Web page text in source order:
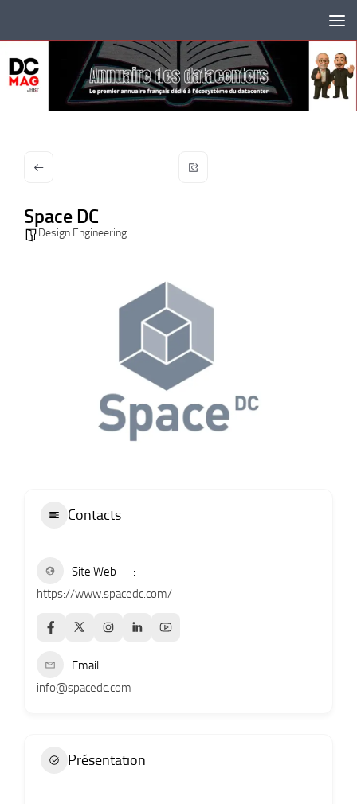
Space DC
Design Engineering
Contacts
Site Web
https://www.spacedc.com/
Email
info@spacedc.com
Présentation